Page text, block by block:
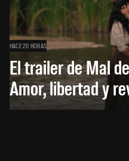
HACE 20 HORAS
El trailer de Mal
Amor, libertad y